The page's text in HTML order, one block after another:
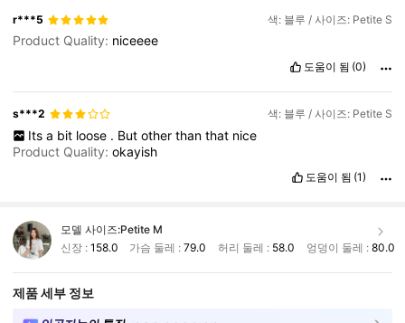
r***5 색: 블루 / 사이즈: Petite S
Product Quality: niceeee
도움이 됨 (0)
s***2 색: 블루 / 사이즈: Petite S
Its a bit loose . But other than that nice
Product Quality:okayish
도움이 됨 (1)
모델 사이즈:Petite M
신장 : 158.0 가슴 둘레 :79.0 허리 둘레 : 58.0 엉덩이 둘레 : 80.0
제품 세부 정보